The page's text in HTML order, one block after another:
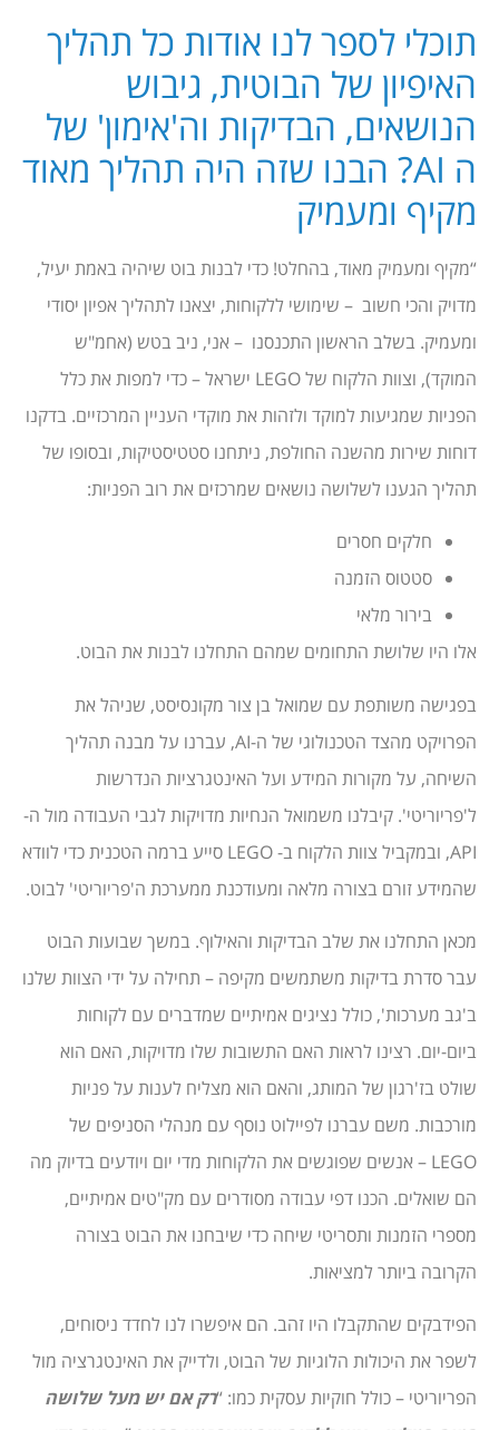
תוכלי לספר לנו אודות כל תהליך
האיפיון של הבוטית, גיבוש
הנושאים, הבדיקות וה'אימון' של
ה AI? הבנו שזה היה תהליך מאוד
מקיף ומעמיק
“מקיף ומעמיק מאוד, בהחלט! כדי לבנות בוט שיהיה באמת יעיל,
מדויק והכי חשוב – שימושי ללקוחות, יצאנו לתהליך אפיון יסודי
ומעמיק. בשלב הראשון התכנסנו – אני, ניב בטש (אחמ"ש
המוקד), וצוות הלקוח של LEGO ישראל – כדי למפות את כלל
הפניות שמגיעות למוקד ולזהות את מוקדי העניין המרכזיים. בדקנו
דוחות שירות מהשנה החולפת, ניתחנו סטטיסטיקות, ובסופו של
תהליך הגענו לשלושה נושאים שמרכזים את רוב הפניות:
חלקים חסרים
סטטוס הזמנה
בירור מלאי
אלו היו שלושת התחומים שמהם התחלנו לבנות את הבוט.
בפגישה משותפת עם שמואל בן צור מקונסיסט, שניהל את
הפרויקט מהצד הטכנולוגי של ה-AI, עברנו על מבנה תהליך
השיחה, על מקורות המידע ועל האינטגרציות הנדרשות
ל'פריוריטי'. קיבלנו משמואל הנחיות מדויקות לגבי העבודה מול ה-
API, ובמקביל צוות הלקוח ב- LEGO סייע ברמה הטכנית כדי לוודא
שהמידע זורם בצורה מלאה ומעודכנת ממערכת ה'פריוריטי' לבוט.
מכאן התחלנו את שלב הבדיקות והאילוף. במשך שבועות הבוט
עבר סדרת בדיקות משתמשים מקיפה – תחילה על ידי הצוות שלנו
ב'גב מערכות', כולל נציגים אמיתיים שמדברים עם לקוחות
ביום-יום. רצינו לראות האם התשובות שלו מדויקות, האם הוא
שולט בז'רגון של המותג, והאם הוא מצליח לענות על פניות
מורכבות. משם עברנו לפיילוט נוסף עם מנהלי הסניפים של
LEGO – אנשים שפוגשים את הלקוחות מדי יום ויודעים בדיוק מה
הם שואלים. הכנו דפי עבודה מסודרים עם מק"טים אמיתיים,
מספרי הזמנות ותסריטי שיחה כדי שיבחנו את הבוט בצורה
הקרובה ביותר למציאות.
הפידבקים שהתקבלו היו זהב. הם איפשרו לנו לחדד ניסוחים,
לשפר את היכולות הלוגיות של הבוט, ולדייק את האינטגרציה מול
הפריוריטי – כולל חוקיות עסקית כמו: “רק אם יש מעל שלושה